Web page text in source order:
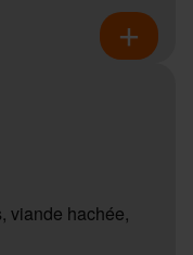
viande hachée,